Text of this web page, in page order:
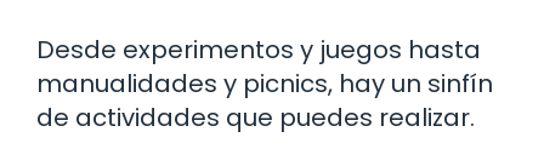
Desde experimentos y juegos hasta
manualidades y picnics, hay un sinfín
de actividades que puedes realizar.